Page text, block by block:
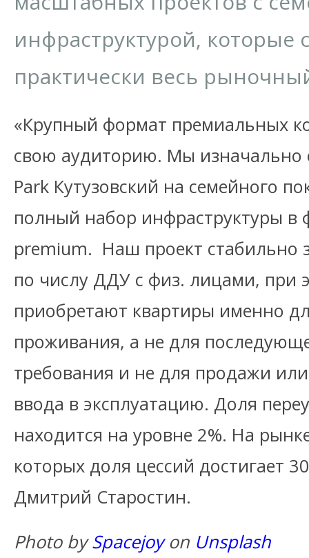
инфраструктурой, которые
практически весь
«Крупный формат премиальных
свою аудиторию. Мы изначально
Park Кутузовский на семейного
полный набор инфраструктуры в
premium. Наш проект стабильно
по числу ДДУ с физ. лицами, при
приобретают квартиры именно
проживания, а не для
требования и не для продажи
ввода в эксплуатацию. Доля
находится на уровне 2%. На
которых доля цессий достигает
Дмитрий Старостин.
Photo bySpacejoyon Unsplash